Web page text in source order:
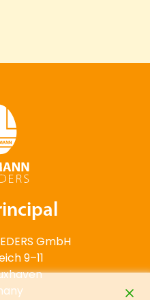
GmbH
9–11